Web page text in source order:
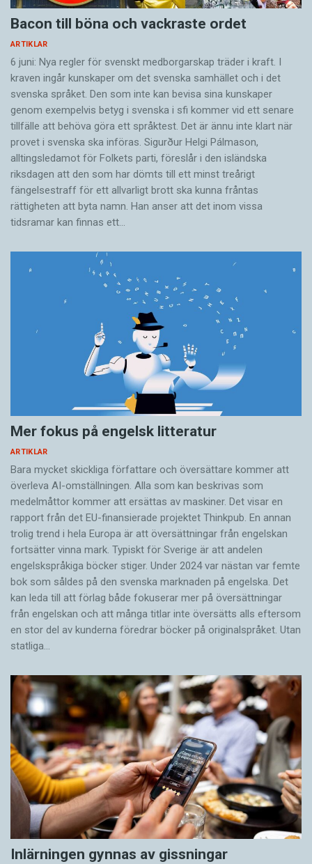
tonande ljud som i franska j´aime. Det är därför
man känner igen en landsmaninna om hon med
västerländska bokstäver stavar sitt namn med
ett g. Och det är därför levantiska araber kan
raljera över en artist som på egyptiskt vis börjat
använda bokstaven g i sitt språk för att låta mer
egyptisk och bli mer kommersiell i arabvärlden.
Men så var också läget fram till 1960-talet lite
annorlunda. Egyptierna kunde fortfarande vara
stöddiga, se sig som förebilder. De ledde
utvecklingen i arabvärlden, med tidig
framtidstro. Kairos filmindustri låg trea i
världen efter Bollywood och Hollywood, och
pumpade ut filmer och popmusik till sina
arabiska grannar. Allt på klingande egyptiska.
Egyptiskan blev det närmaste man kommer en
brett förstådd dialekt i arabvärlden, och är det
fortfarande, även om det inte är säkert att
egyptiern förstår sin samtalspartner bara för att
denna förstår honom. Däremot är den naturliga
kulturella överlägsenheten svårare att hävda
i dag, och glamouren som kunde kopplas till
språket har falnat.
Yasmine El Rafie är journalist.
utvecklats fritt, böjts, förenklats och utnyttjats
på det sätt som folk funnit bäst. Därför ser man
till exempel många lånord från turkiska,
persiska och språk som talats av kolonisatörer.
Ett visst inflytande på egyptiskan har den
uråldiga koptiskan haft.
Koptiskan härstammar från det språk som
faraonerna talade och som var det kristna
Egyptens modersmål. Koptiskan lever
fortfarande kvar som kyrkospråk bland
Egyptens miljontals kristna, men i övrigt
intåg. De flesta ord byttes ut mot arabiska, men
metaforerna blev ibland kvar. Samma sak hände
i Levanten, länderna runt Västbanken, men med
ett annat språk, nämligen arameiskan (se
Språktidningen 5/08).
Att egyptiska upplevs som lättare att lära sig
för en svensk än standardarabiska kan bero på
att ordföljden är densamma som i svenskan,
med subjekt-verb-objekt, i stället för
standardarabiskans verb-subjekt-objekt. Selim
tog bussen heter på egyptiska Selim räkäb
(’åkte; tog’) el otobiis (’bussen’), medan det på
standardarabiska blir Estakalla (’åkte’) Selim el
häfelä (’bussen; droskan’).
Dessutom är egyptiskan tacksam för en svensk,
eftersom den helt sonika byter ut det arabiska
läspljudet th mot enkla s, och fräckt väljer att
strunta i den gutturala, svåruttalade k-liknande
(’kaffe’) blir på egyptiska ahwa.
Wael Abbas är inte ensam om att kämpa för
egyptiskan. En försiktigt tilltagande nationalism
spelar också språket i händerna. Med dålig
ekonomi och en svag politisk position i
närområdet ökar nationalismen och vurmen för
Egyptens tidigare storhet, från faraoner via tidig
industrialisering (Egypten var tvåa i världen
med att anlägga järnväg) till blomstrande 1950-
Bacon till böna och vackraste ordet
ARTIKLAR
6 juni: Nya regler för svenskt medborgarskap träder i kraft. I
kraven ingår kunskaper om det svenska samhället och i det
svenska språket. Den som inte kan bevisa sina kunskaper
genom exempelvis betyg i svenska i sfi kommer vid ett senare
tillfälle att behöva göra ett språktest. Det är ännu inte klart när
provet i svenska ska införas. Sigurður Helgi Pálmason,
alltingsledamot för Folkets parti, föreslår i den isländska
riksdagen att den som har dömts till ett minst treårigt
fängelsestraff för ett allvarligt brott ska kunna fråntas
rättigheten att byta namn. Han anser att det inom vissa
tidsramar kan finnas ett…
Mer fokus på engelsk litteratur
ARTIKLAR
Bara mycket skickliga författare och översättare ­kommer att
överleva AI-omställningen. Alla som kan beskrivas som
medelmåttor kommer att ersättas av maskiner. Det visar en
rapport från det EU-finansierade projektet Thinkpub. En annan
trolig trend i hela Europa är att översättningar från engelskan
fortsätter vinna mark. Typiskt för Sverige är att andelen
engelskspråkiga böcker stiger. Under 2024 var nästan var femte
bok som såldes på den svenska marknaden på engelska. Det
kan leda till att förlag både fokuserar mer på översättningar
från engelskan och att många titlar inte översätts alls eftersom
en stor del av kunderna föredrar böcker på originalspråket. Utan
statliga…
Inlärningen gynnas av gissningar